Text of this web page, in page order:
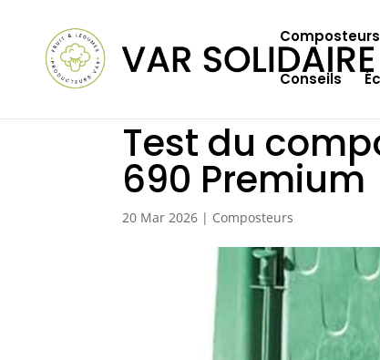
Composteurs
Conseils
Test du
690 Premium
20 Mar 2026 | Composteurs